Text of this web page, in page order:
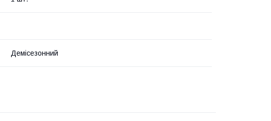
Демісезонний